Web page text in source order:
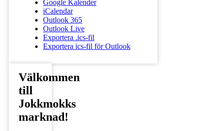
Google Kalender
iCalendar
Outlook 365
Outlook Live
Exportera .ics-fil
Exportera ics-fil för Outlook
Välkommen
till
Jokkmokks
marknad!